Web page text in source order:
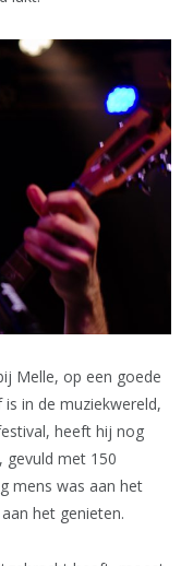
Melle, op een goede
in de muziekwereld,
heeft hij nog
gevuld met 150
mens was aan het
het genieten.